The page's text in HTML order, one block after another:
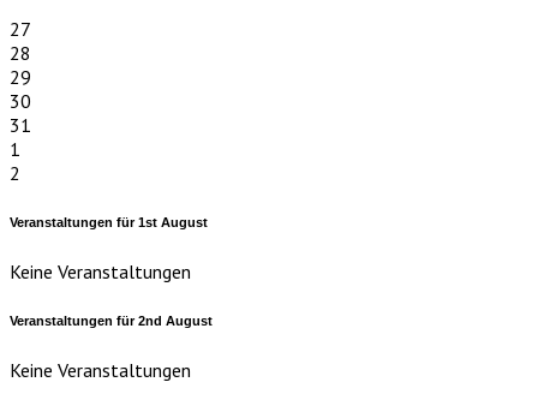
27
28
29
30
31
1
2
Veranstaltungen für1st August
Keine Veranstaltungen
Veranstaltungen für2nd August
Keine Veranstaltungen